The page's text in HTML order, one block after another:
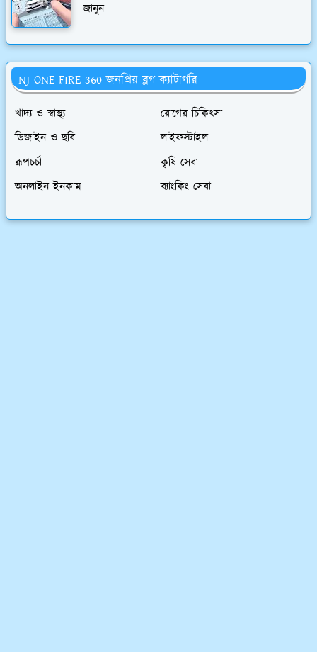
জানুন
NJ ONE FIRE 360 জনপ্রিয় ব্লগ ক্যাটাগরি
খাদ‍্য ও স্বাস্থ্য
রোগের চিকিৎসা
ডিজাইন ও ছবি
লাইফস্টাইল
রূপচর্চা
কৃষি সেবা
অনলাইন ইনকাম
ব্যাংকিং সেবা